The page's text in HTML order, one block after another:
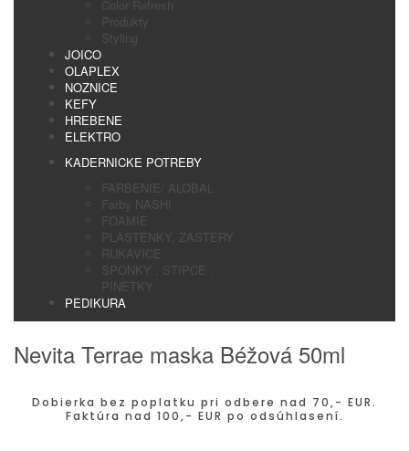
Color Refresh
Produkty
Styling
JOICO
OLAPLEX
NOZNICE
KEFY
HREBENE
ELEKTRO
KADERNICKE POTREBY
FARBENIE/ ALOBAL
Farby NASHI
FOAMIE
PLASTENKY, ZASTERY
RUKAVICE
SPONKY , STIPCE ,
PINETKY
PEDIKURA
Nevita Terrae maska Béžová 50ml
Dobierka bez poplatku pri odbere nad 70,- EUR.
Faktúra nad 100,- EUR po odsúhlasení.